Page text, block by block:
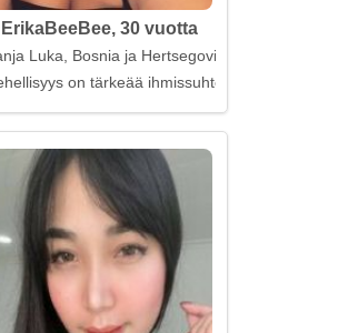
ErikaBeeBee, 30 vuotta
Luka, Bosnia ja Hertsegovina
on tärkeää ihmissuhteissa